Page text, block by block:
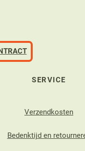
SERVICE
Verzendkosten
Bedenktijd en